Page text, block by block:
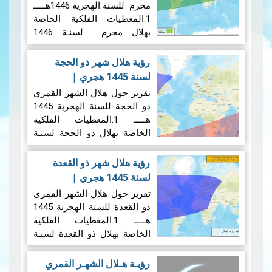
محرم للسنة الهجرية 1446هـــــ
1.المعطيات الفلكية الخاصة
بهلال محرم لسنـة 1446
هجـري 1.1 ​1الإقتران المركزي:
يحدث الاقتران المركزي بين
الشمس والقمر، وفق
الحسابات الفلكية، يوم الجمعة
5 جويلية 2024 على…
قراءة
المزيد
رؤية هلال شهر ذو الحجة
لسنة 1445 هجري
|
03/06/2024
تقرير حول هلال الشهر القمري
ذو الحجة للسنة الهجرية 1445
هـــــ 1.المعطيات الفلكية
الخاصة بهلال ذو الحجة لسنـة
1445 هجـري 1.1 ​1الإقتران
المركزي: يحدث الاقتران
المركزي بين الشمس والقمر،
وفق الحسابات الفلكية، يوم
الخميس 06 جوان 2024 على…
قراءة المزيد
رؤية هلال شهر ذو القعدة
لسنة 1445 هجري
|
08/05/2024
تقرير حول هلال الشهر القمري
ذو القعدة للسنة الهجرية 1445
هـــــ 1.المعطيات الفلكية
الخاصة بهلال ذو القعدة لسنـة
1445 هجـري 1.1 ​1الإقتران
المركزي: ستجرى عملية رصد
رؤيـة هـلال الشهـر القمري